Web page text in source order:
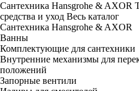
Сантехника Hansgrohe & AXOR
средства и уход Весь каталог
Сантехника Hansgrohe & AXOR
Ванны
Комплектующие для сантехники
Внутренние механизмы для
положений
Запорные вентили